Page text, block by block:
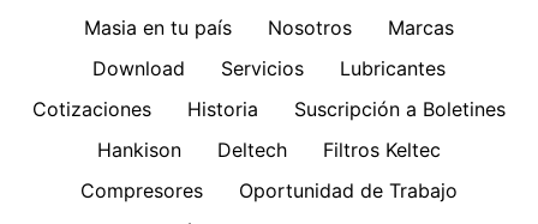
Masia en tu país
Nosotros
Marcas
Download
Servicios
Lubricantes
Cotizaciones
Historia
Suscripción a Boletines
Hankison
Deltech
Filtros Keltec
Compresores
Oportunidad de Trabajo